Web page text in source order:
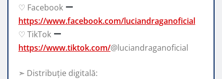
♡ Facebook
https://www.facebook.com/luciandraganoficial
♡ TikTok
https://www.tiktok.com/@luciandraganoficial
➣ Distribuție digitală: